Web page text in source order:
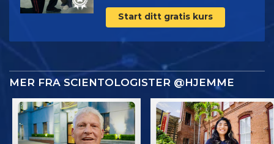
Start ditt gratis kurs
MER FRA SCIENTOLOGISTER @HJEMME